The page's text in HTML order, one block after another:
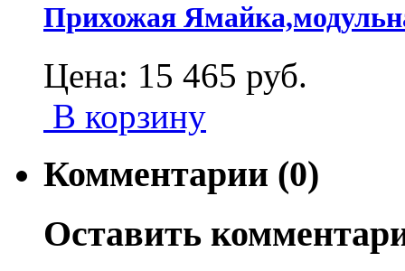
Прихожая
Цена: 15 465 руб.
В корзину
Комментарии (0)
Оставить